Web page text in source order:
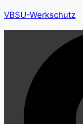
VBSU-Werkschutz